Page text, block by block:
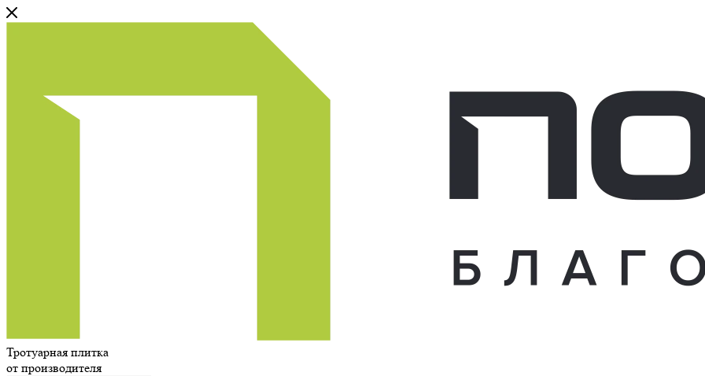
Тротуарная плитка
от производителя